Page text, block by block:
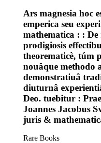
Ars magnesia hoc
emperica seu
mathematica : :
prodigiosis
theorematicè, túm
nouâque methodo
demonstratiuâ
diuturnâ
Deo. tuebitur :
Joannes Jacobus
juris &
Rare Books